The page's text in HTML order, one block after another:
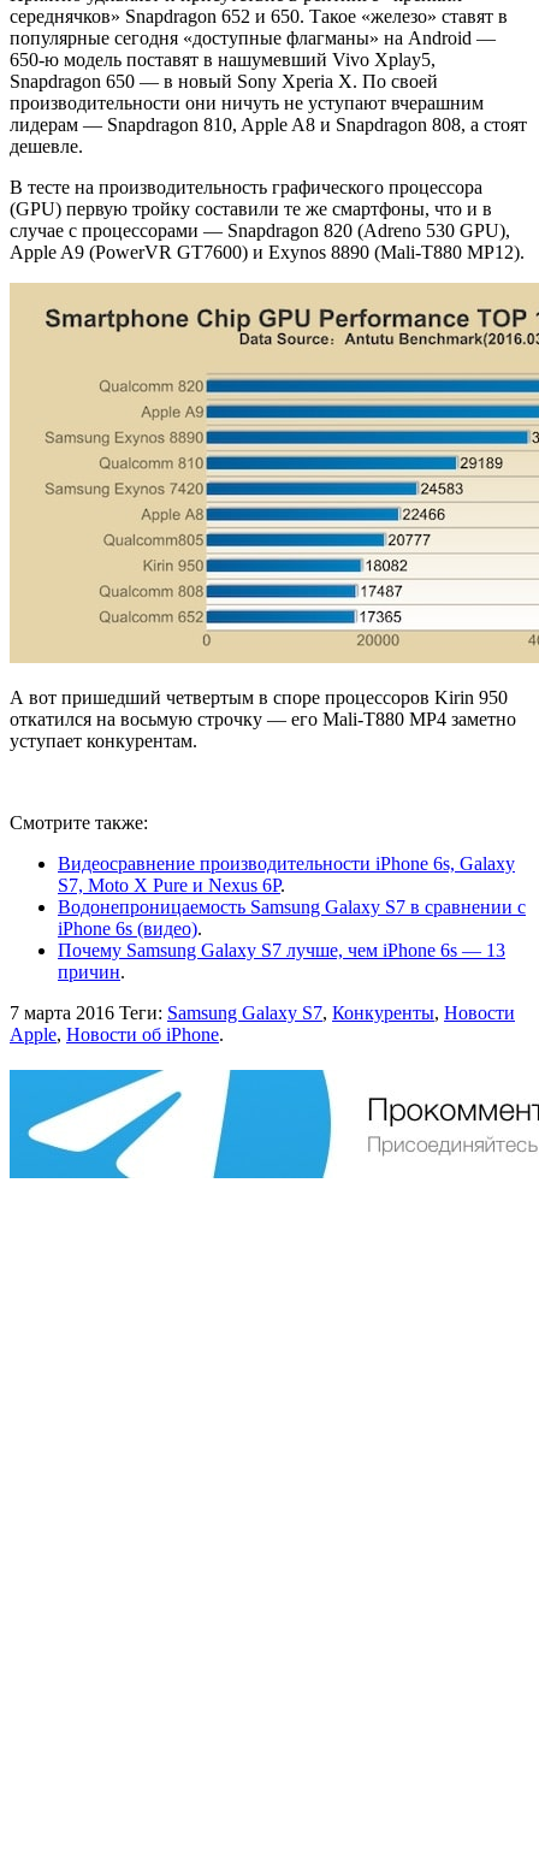
середнячков» Snapdragon 652 и 650. Такое «железо» ставят в
популярные сегодня «доступные флагманы» на Android —
650-ю модель поставят в нашумевший Vivo Xplay5,
Snapdragon 650 — в новый Sony Xperia X. По своей
производительности они ничуть не уступают вчерашним
лидерам — Snapdragon 810, Apple A8 и Snapdragon 808, а стоят
дешевле.
В тесте на производительность графического процессора
(GPU) первую тройку составили те же смартфоны, что и в
случае с процессорами — Snapdragon 820 (Adreno 530 GPU),
Apple A9 (PowerVR GT7600) и Exynos 8890 (Mali-T880 MP12).
А вот пришедший четвертым в споре процессоров Kirin 950
откатился на восьмую строчку — его Mali-T880 MP4 заметно
уступает конкурентам.
Смотрите также:
Видеосравнение производительности iPhone 6s, Galaxy
S7, Moto X Pure и Nexus 6P.
Водонепроницаемость Samsung Galaxy S7 в сравнении с
iPhone 6s (видео).
Почему Samsung Galaxy S7 лучше, чем iPhone 6s — 13
причин.
7 марта 2016 Теги: Samsung Galaxy S7, Конкуренты, Новости
Apple, Новости об iPhone.